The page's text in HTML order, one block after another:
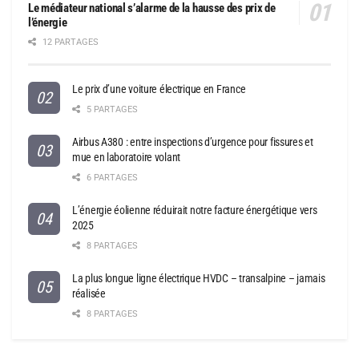
Le médiateur national s’alarme de la hausse des prix de
l’énergie
12 PARTAGES
Le prix d’une voiture électrique en France
5 PARTAGES
Airbus A380 : entre inspections d’urgence pour fissures et
mue en laboratoire volant
6 PARTAGES
L’énergie éolienne réduirait notre facture énergétique vers
2025
8 PARTAGES
La plus longue ligne électrique HVDC – transalpine – jamais
réalisée
8 PARTAGES